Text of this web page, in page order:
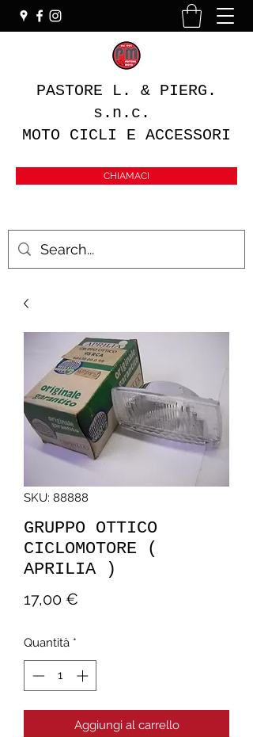
PASTORE L. & PIERG.
s.n.c.
MOTO CICLI E ACCESSORI
CHIAMACI
SKU: 88888
GRUPPO OTTICO
CICLOMOTORE (
APRILIA )
17,00 €
Quantità *
Aggiungi al carrello